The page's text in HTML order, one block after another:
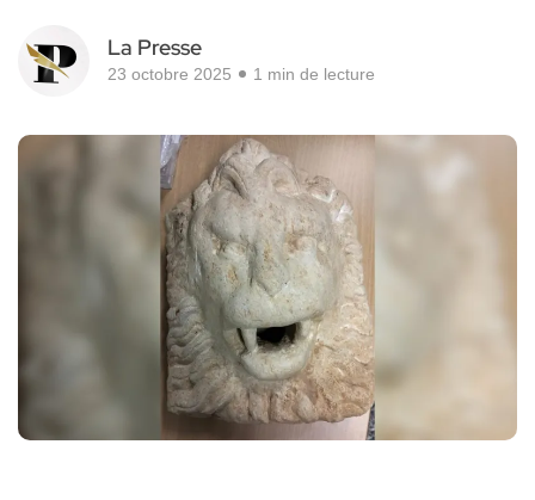
La Presse
23 octobre 2025 1 min de lecture